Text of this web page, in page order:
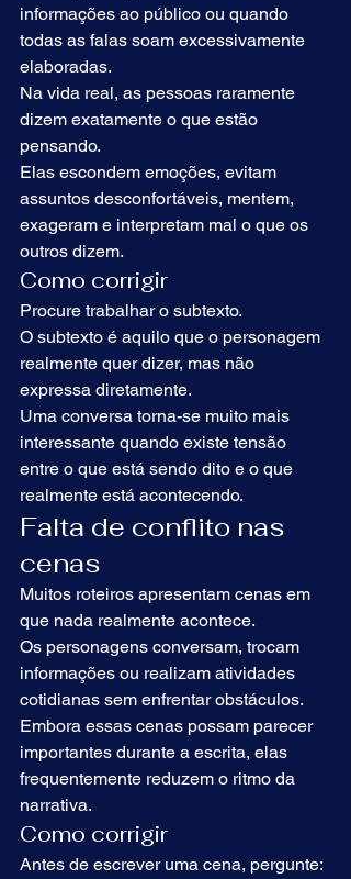
informações ao público ou quando
todas as falas soam excessivamente
elaboradas.
Na vida real, as pessoas raramente
dizem exatamente o que estão
pensando.
Elas escondem emoções, evitam
assuntos desconfortáveis, mentem,
exageram e interpretam mal o que os
outros dizem.
Como corrigir
Procure trabalhar o subtexto.
O subtexto é aquilo que o personagem
realmente quer dizer, mas não
expressa diretamente.
Uma conversa torna-se muito mais
interessante quando existe tensão
entre o que está sendo dito e o que
realmente está acontecendo.
Falta de conflito nas
cenas
Muitos roteiros apresentam cenas em
que nada realmente acontece.
Os personagens conversam, trocam
informações ou realizam atividades
cotidianas sem enfrentar obstáculos.
Embora essas cenas possam parecer
importantes durante a escrita, elas
frequentemente reduzem o ritmo da
narrativa.
Como corrigir
Antes de escrever uma cena, pergunte: